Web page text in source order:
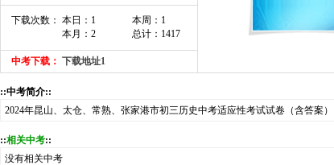
下载次数： 本日：1
本月：2
本周：1
总计：1417
中考下载： 下载地址1
::中考简介::
2024年昆山、太仓、常熟、张家港市初三历史中考适应性考试试卷（含答案）
::相关中考::
没有相关中考